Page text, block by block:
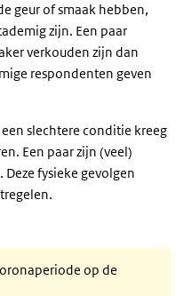
geur of smaak hebben,
zijn. Een paar
verkouden zijn dan
respondenten geven
slechtere conditie kreeg
Een paar zijn (veel)
fysieke gevolgen
op de